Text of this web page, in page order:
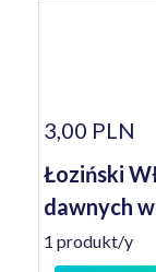
3,00 PLN
Łoziński
dawnych
1 produkt/y